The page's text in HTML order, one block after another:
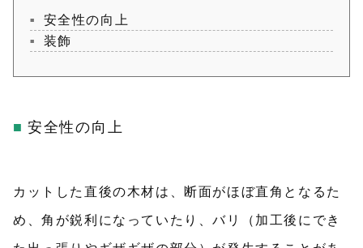
安全性の向上
装飾
安全性の向上
カットした直後の木材は、断面がほぼ直角となるた
め、角が鋭利になっていたり、バリ（加工後にでき